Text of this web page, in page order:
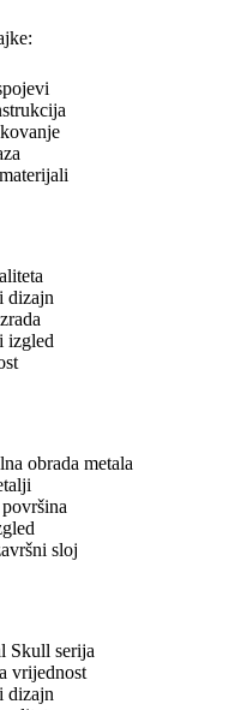
dizajn
izgled
obrada metala
sloj
Skull serija
vrijednost
dizajn